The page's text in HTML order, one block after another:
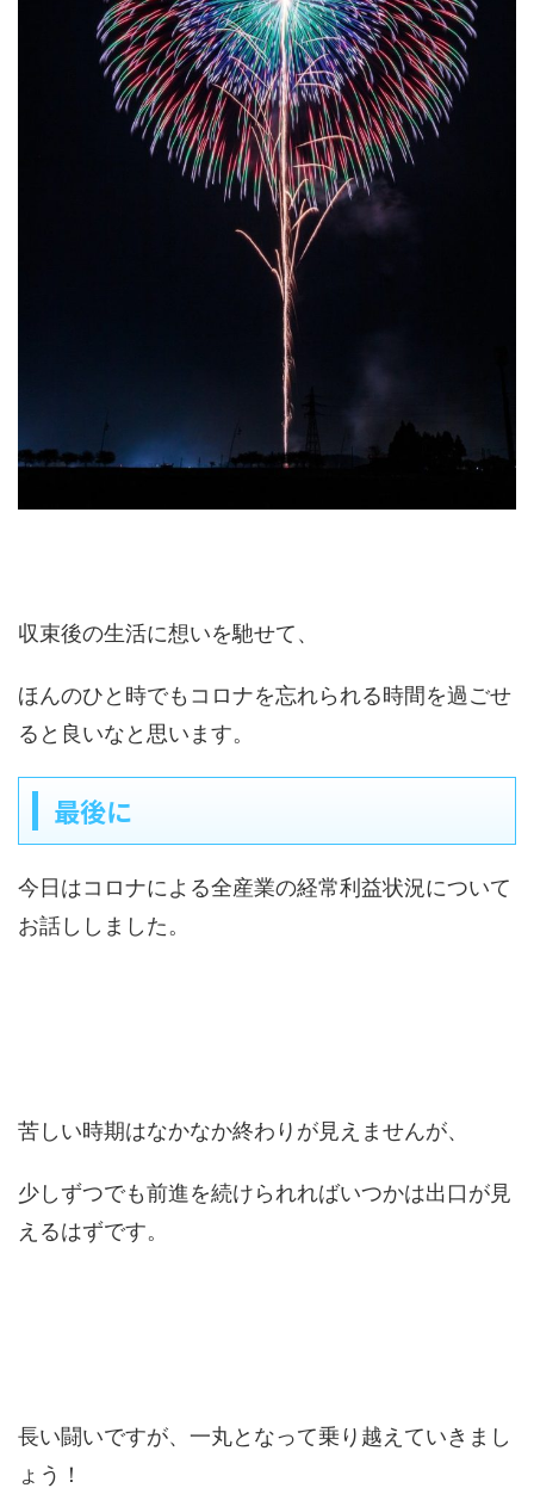
収束後の生活に想いを馳せて、
ほんのひと時でもコロナを忘れられる時間を過ごせ
ると良いなと思います。
最後に
今日はコロナによる全産業の経常利益状況について
お話ししました。
苦しい時期はなかなか終わりが見えませんが、
少しずつでも前進を続けられればいつかは出口が見
えるはずです。
長い闘いですが、一丸となって乗り越えていきまし
ょう！